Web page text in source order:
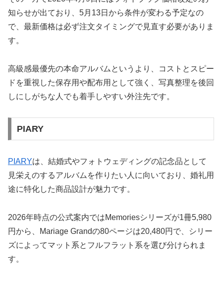
知らせが出ており、5月13日から条件が変わる予定なの
で、最新価格は必ず注文タイミングで見直す必要がありま
す。
高級感最優先の本命アルバムというより、コストとスピー
ドを重視した保存用や配布用として強く、写真整理を後回
しにしがちな人でも着手しやすい外注先です。
PIARY
PIARYは、結婚式やフォトウェディングの記念品として
見栄えのするアルバムを作りたい人に向いており、婚礼用
途に特化した商品設計が魅力です。
2026年時点の公式案内ではMemoriesシリーズが1冊5,980
円から、Mariage Grandの80ページは20,480円で、シリー
ズによってマット系とフルフラット系を選び分けられま
す。